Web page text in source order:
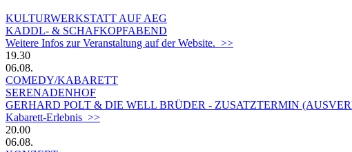
KULTURWERKSTATT AUF AEG
KADDL- & SCHAFKOPFABEND
Weitere Infos zur Veranstaltung auf der Website. >>
19.30
06.08.
COMEDY/KABARETT
SERENADENHOF
GERHARD POLT & DIE WELL BRÜDER - ZUSATZTERMIN
Kabarett-Erlebnis >>
20.00
06.08.